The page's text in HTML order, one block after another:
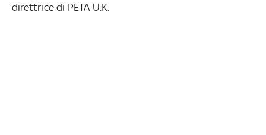
direttrice di PETA U.K.